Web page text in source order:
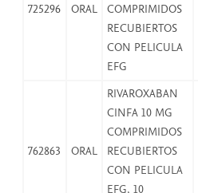
725296 ORAL
COMPRIMIDOS
RECUBIERTOS
CON PELICULA
EFG
762863 ORAL
RIVAROXABAN
CINFA 10 MG
COMPRIMIDOS
RECUBIERTOS
CON PELICULA
EFG, 10